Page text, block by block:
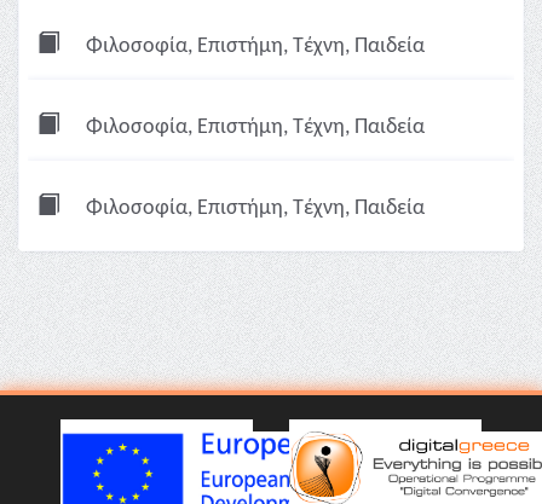
Φιλοσοφία, Επιστήμη, Τέχνη, Παιδεία
Φιλοσοφία, Επιστήμη, Τέχνη, Παιδεία
Φιλοσοφία, Επιστήμη, Τέχνη, Παιδεία